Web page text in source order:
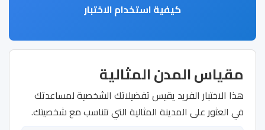
كيفية استخدام الاختبار
مقياس المدن المثالية
هذا الاختبار الفريد يقيس تفضيلاتك الشخصية لمساعدتك
في العثور على المدينة المثالية التي تتناسب مع شخصيتك.